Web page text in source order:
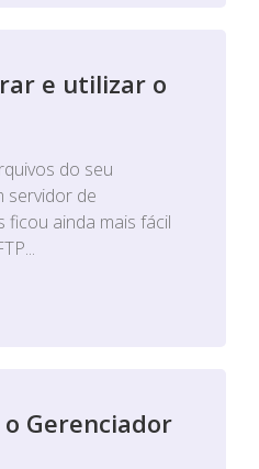
e utilizar o
do seu
servidor de
ficou ainda mais fácil
Gerenciador